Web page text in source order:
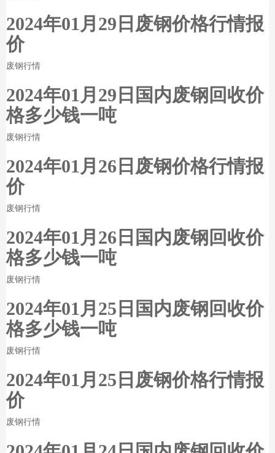
2024年01月29日废钢价格行情报
价
废钢行情
2024年01月29日国内废钢回收价
格多少钱一吨
废钢行情
2024年01月26日废钢价格行情报
价
废钢行情
2024年01月26日国内废钢回收价
格多少钱一吨
废钢行情
2024年01月25日国内废钢回收价
格多少钱一吨
废钢行情
2024年01月25日废钢价格行情报
价
废钢行情